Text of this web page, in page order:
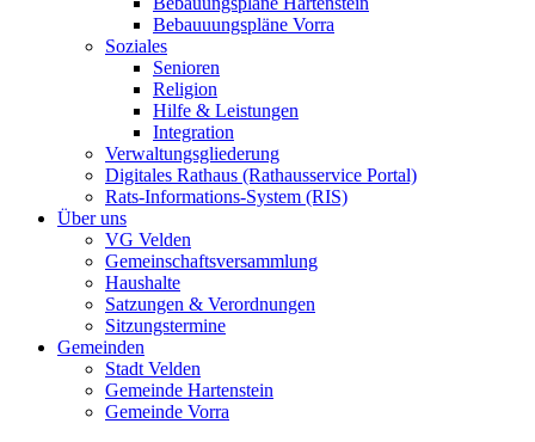
Bebauuungspläne Vorra
Soziales
Senioren
Religion
Hilfe & Leistungen
Integration
Verwaltungsgliederung
Digitales Rathaus (Rathausservice Portal)
Rats-Informations-System (RIS)
Über uns
VG Velden
Gemeinschaftsversammlung
Haushalte
Satzungen & Verordnungen
Sitzungstermine
Gemeinden
Stadt Velden
Gemeinde Hartenstein
Gemeinde Vorra